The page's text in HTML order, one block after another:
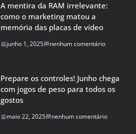
A mentira da RAM irrelevante:
como o marketing matou a
memória das placas de vídeo
junho 1, 2025 nenhum comentário
Prepare os controles! Junho chega
com jogos de peso para todos os
gostos
maio 22, 2025 nenhum comentário